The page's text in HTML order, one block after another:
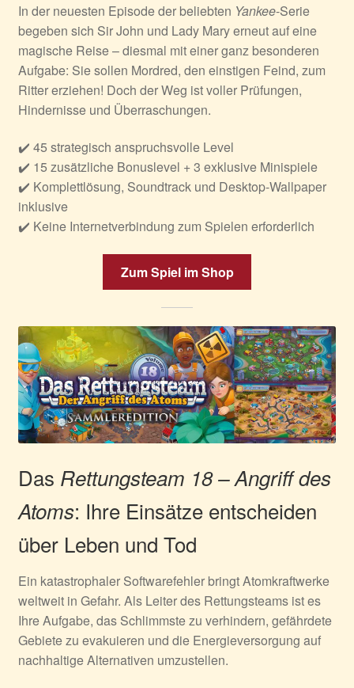
In der neuesten Episode der beliebten Yankee-Serie
begeben sich Sir John und Lady Mary erneut auf eine
magische Reise – diesmal mit einer ganz besonderen
Aufgabe: Sie sollen Mordred, den einstigen Feind, zum
Ritter erziehen! Doch der Weg ist voller Prüfungen,
Hindernisse und Überraschungen.
✔️ 45 strategisch anspruchsvolle Level
✔️ 15 zusätzliche Bonuslevel + 3 exklusive Minispiele
✔️ Komplettlösung, Soundtrack und Desktop-Wallpaper
inklusive
✔️ Keine Internetverbindung zum Spielen erforderlich
Zum Spiel im Shop
Das Rettungsteam 18 – Angriff des
Atoms: Ihre Einsätze entscheiden
über Leben und Tod
Ein katastrophaler Softwarefehler bringt Atomkraftwerke
weltweit in Gefahr. Als Leiter des Rettungsteams ist es
Ihre Aufgabe, das Schlimmste zu verhindern, gefährdete
Gebiete zu evakuieren und die Energieversorgung auf
nachhaltige Alternativen umzustellen.